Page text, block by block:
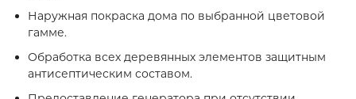
Наружная покраска дома по выбранной цветовой
гамме.
Обработка всех деревянных элементов защитным
антисептическим составом.